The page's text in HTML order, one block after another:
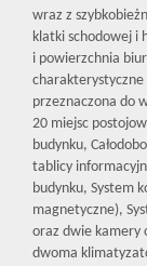
wraz z
klatki schodowej i
i powierzchnia
charakterystyczne
przeznaczona do
20 miejsc
budynku,
tablicy
budynku, System
magnetyczne),
oraz dwie kamery
dwoma